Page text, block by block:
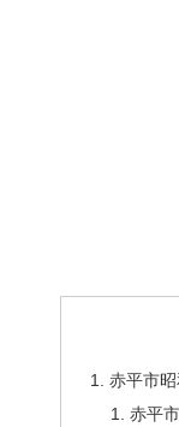
赤平市
赤平